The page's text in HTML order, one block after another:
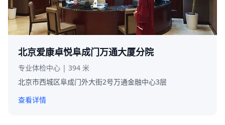
北京爱康卓悦阜成门万通大厦分院
专业体检中心 | 394 米
北京市西城区阜成门外大街2号万通金融中心3层
查看详情